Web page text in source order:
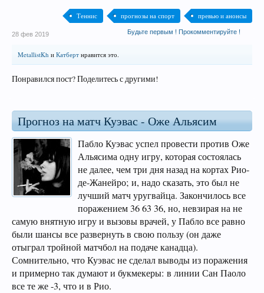
Теннис прогнозы на спорт превью и анонсы
Будьте первым ! Прокомментируйте !
28 фев 2019
MetallistKh и Катберт нравится это.
Понравился пост? Поделитесь с другими!
Прогноз на матч Куэвас - Оже Альясим
Пабло Куэвас успел провести против Оже
Альясима одну игру, которая состоялась
не далее, чем три дня назад на кортах Рио-
де-Жанейро; и, надо сказать, это был не
лучший матч уругвайца. Закончилось все
поражением 36 63 36, но, невзирая на не
самую внятную игру и вызовы врачей, у Пабло все равно
были шансы все развернуть в свою пользу (он даже
отыграл тройной матчбол на подаче канадца).
Сомнительно, что Куэвас не сделал выводы из поражения
и примерно так думают и букмекеры: в линии Сан Паоло
все те же -3, что и в Рио.